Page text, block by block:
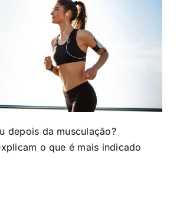
depois da musculação?
o que é mais indicado